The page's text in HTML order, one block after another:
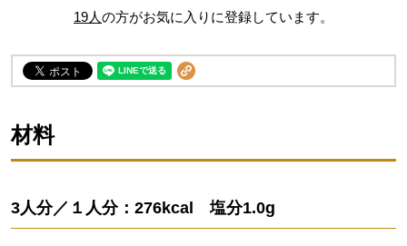
19人の方がお気に入りに登録しています。
材料
3人分／１人分：276kcal 塩分1.0g